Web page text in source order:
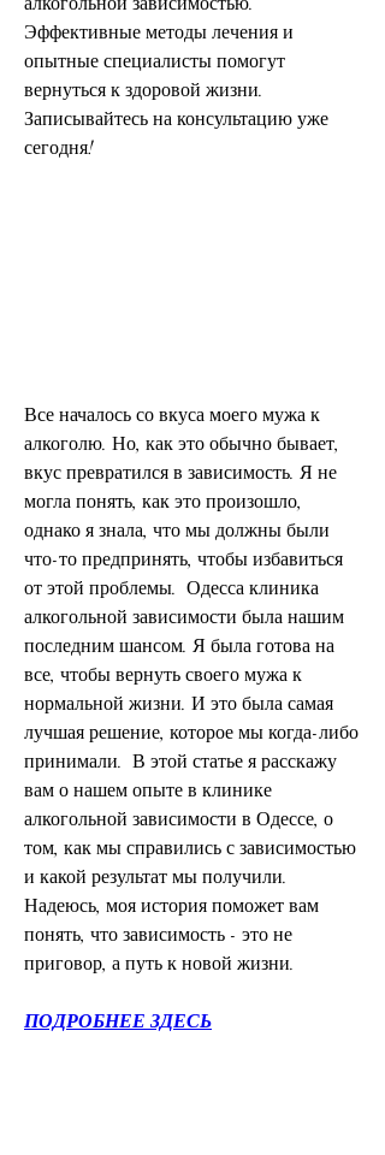
Эффективные методы лечения и
опытные специалисты помогут
вернуться к здоровой жизни.
Записывайтесь на консультацию уже
сегодня!
Все началось со вкуса моего мужа к
алкоголю. Но, как это обычно бывает,
вкус превратился в зависимость. Я не
могла понять, как это произошло,
однако я знала, что мы должны были
что-то предпринять, чтобы избавиться
от этой проблемы.  Одесса клиника
алкогольной зависимости была нашим
последним шансом. Я была готова на
все, чтобы вернуть своего мужа к
нормальной жизни. И это была самая
лучшая решение, которое мы когда-либо
принимали.  В этой статье я расскажу
вам о нашем опыте в клинике
алкогольной зависимости в Одессе, о
том, как мы справились с зависимостью
и какой результат мы получили.
Надеюсь, моя история поможет вам
понять, что зависимость - это не
приговор, а путь к новой жизни.
ПОДРОБНЕЕ ЗДЕСЬ